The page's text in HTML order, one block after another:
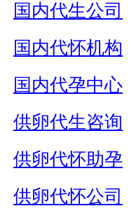
国内代生公司
国内代怀机构
国内代孕中心
供卵代生咨询
供卵代怀助孕
供卵代怀公司